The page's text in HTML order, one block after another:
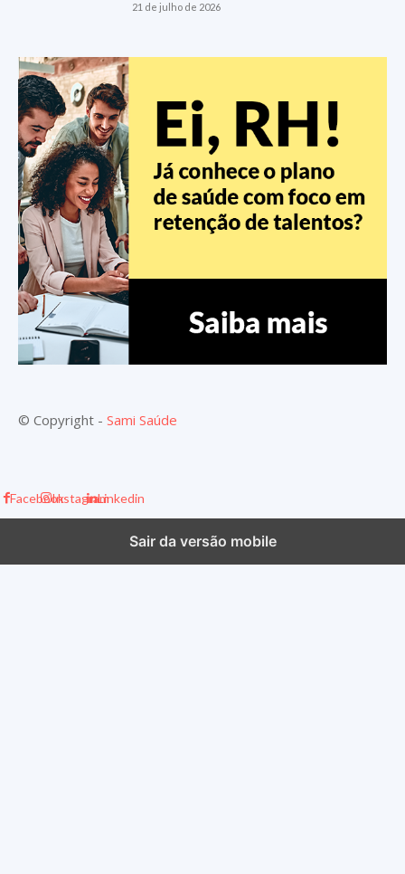
21 de julho de 2026
© Copyright - Sami Saúde
FacebookInstagramLinkedin
Sair da versão mobile